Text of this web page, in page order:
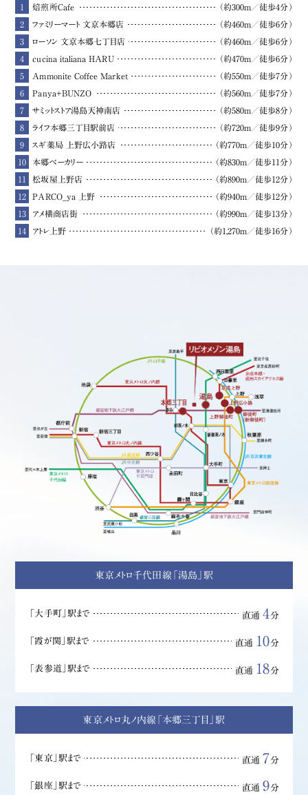
1 焙煎所Cafe （約300m／徒歩4分）
2 ファミリーマート 文京本郷店 （約460m／徒歩6分）
3 ローソン 文京本郷七丁目店 （約460m／徒歩6分）
4 cucina italiana HARU （約470m／徒歩6分）
5 Ammonite Coffee Market （約550m／徒歩7分）
6 Panya+BUNZO （約560m／徒歩7分）
7 サミットストア湯島天神南店 （約580m／徒歩8分）
8 ライフ本郷三丁目駅前店 （約720m／徒歩9分）
9 スギ薬局 上野広小路店 （約770m／徒歩10分）
10 本郷ベーカリー （約830m／徒歩11分）
11 松坂屋上野店 （約890m／徒歩12分）
12 PARCO_ya 上野 （約940m／徒歩12分）
13 アメ横商店街 （約990m／徒歩13分）
14 アトレ上野 （約1,270m／徒歩16分）
東京メトロ千代田線「湯島」駅
「大手町」駅まで 直通4分
「霞が関」駅まで 直通 10分
「表参道」駅まで 直通 18分
東京メトロ丸ノ内線「本郷三丁目」駅
「東京」駅まで 直通 7分
「銀座」駅まで 直通9分